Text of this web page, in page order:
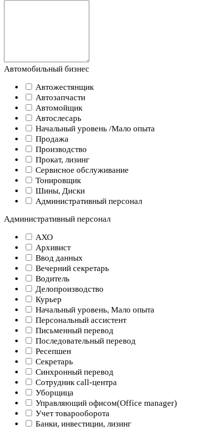
Автомобильный бизнес
Автожестянщик
Автозапчасти
Автомойщик
Автослесарь
Начальный уровень /Мало опыта
Продажа
Производство
Прокат, лизинг
Сервисное обслуживание
Тонировщик
Шины, Диски
Административный персонал
Административный персонал
АХО
Архивист
Ввод данных
Вечерний секретарь
Водитель
Делопроизводство
Курьер
Начальный уровень, Мало опыта
Персональный ассистент
Письменный перевод
Последовательный перевод
Ресепшен
Секретарь
Синхронный перевод
Сотрудник call-центра
Уборщица
Управляющий офисом(Оffice manager)
Учет товарооборота
Банки, инвестиции, лизинг